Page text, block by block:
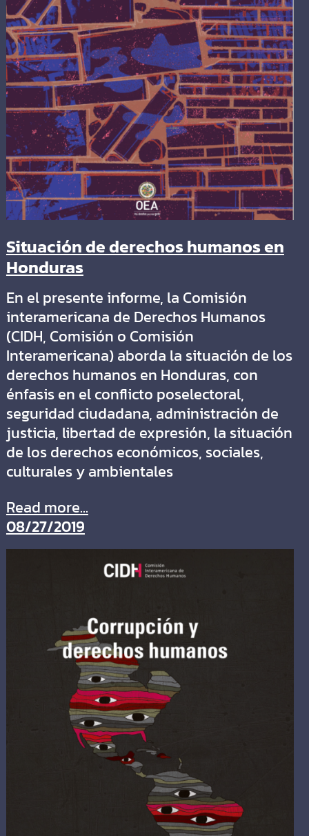
Situación de derechos humanos en
Honduras
En el presente informe, la Comisión
interamericana de Derechos Humanos
(CIDH, Comisión o Comisión
Interamericana) aborda la situación de los
derechos humanos en Honduras, con
énfasis en el conflicto poselectoral,
seguridad ciudadana, administración de
justicia, libertad de expresión, la situación
de los derechos económicos, sociales,
culturales y ambientales
Read more...
08/27/2019